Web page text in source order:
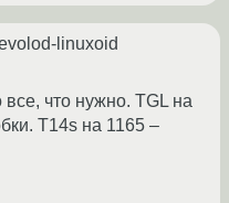
linuxoid
что нужно. TGL на
T14s на 1165 –